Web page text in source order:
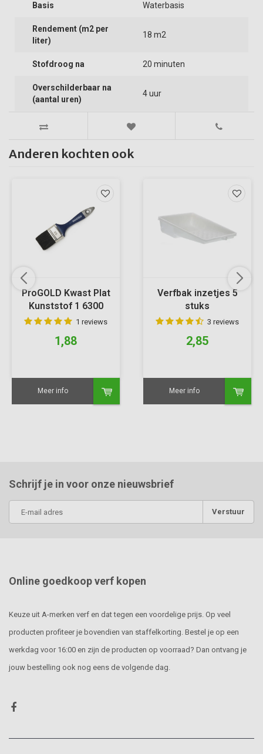
Basis Waterbasis
Rendement (m2 per
liter)
18 m2
Stofdroog na 20 minuten
Overschilderbaar na
(aantal uren)
4 uur
Anderen kochten ook
ProGOLD Kwast Plat
Kunststof 1 6300
1 reviews
1,88
Meer info
Verfbak inzetjes 5
stuks
3 reviews
2,85
Meer info
Schrijf je in voor onze nieuwsbrief
Verstuur
Online goedkoop verf kopen
Keuze uit A-merken verf en dat tegen een voordelige prijs. Op veel
producten profiteer je bovendien van staffelkorting. Bestel je op een
werkdag voor 16:00 en zijn de producten op voorraad? Dan ontvang je
jouw bestelling ook nog eens de volgende dag.